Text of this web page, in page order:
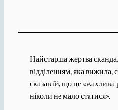
Найстарша жертва
відділенням, яка вижила,
сказав їй, що це «жахлива
ніколи не мало статися».